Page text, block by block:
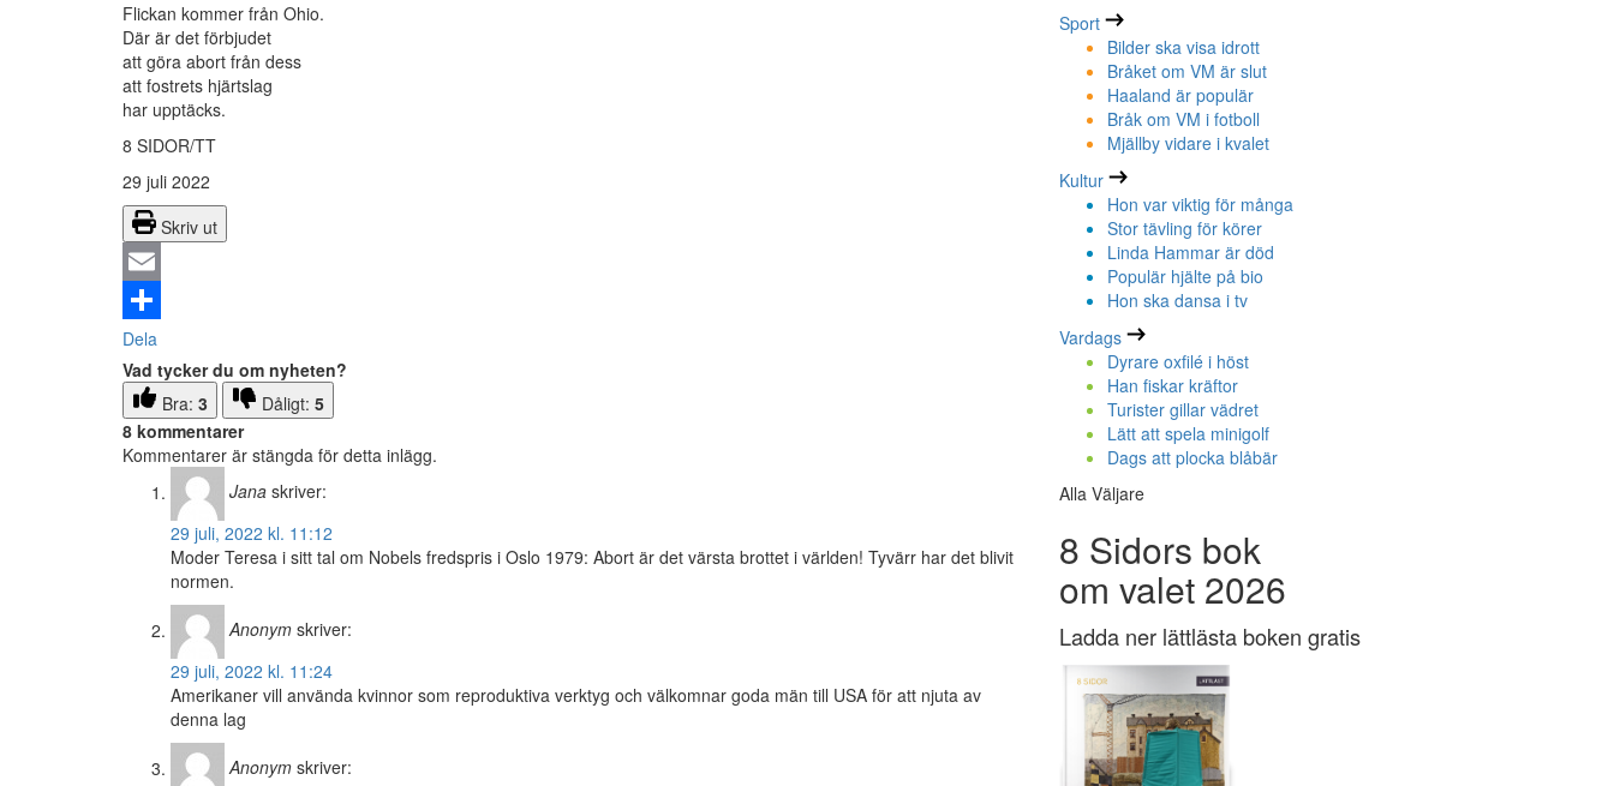
Flickan kommer från Ohio.
Där är det förbjudet
att göra abort från dess
att fostrets hjärtslag
har upptäcks.
8 SIDOR/TT
29 juli 2022
Skriv ut
Email
Dela
Vad tycker du om nyheten?
Bra: 3 Dåligt: 5
8 kommentarer
Kommentarer är stängda för detta inlägg.
Jana skriver:
29 juli, 2022 kl. 11:12
Moder Teresa i sitt tal om Nobels fredspris i Oslo 1979: Abort är det värsta brottet i världen! Tyvärr har det blivit
normen.
Anonym skriver:
29 juli, 2022 kl. 11:24
Amerikaner vill använda kvinnor som reproduktiva verktyg och välkomnar goda män till USA för att njuta av
denna lag
Anonym skriver:
Sport
Bilder ska visa idrott
Bråket om VM är slut
Haaland är populär
Bråk om VM i fotboll
Mjällby vidare i kvalet
Kultur
Hon var viktig för många
Stor tävling för körer
Linda Hammar är död
Populär hjälte på bio
Hon ska dansa i tv
Vardags
Dyrare oxfilé i höst
Han fiskar kräftor
Turister gillar vädret
Lätt att spela minigolf
Dags att plocka blåbär
Alla Väljare
8 Sidors bok
om valet 2026
Ladda ner lättlästa boken gratis